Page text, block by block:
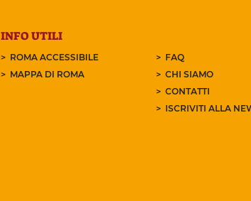
INFO UTILI
ROMA ACCESSIBILE
MAPPA DI ROMA
FAQ
CHI SIAMO
CONTATTI
ISCRIVITI ALLA